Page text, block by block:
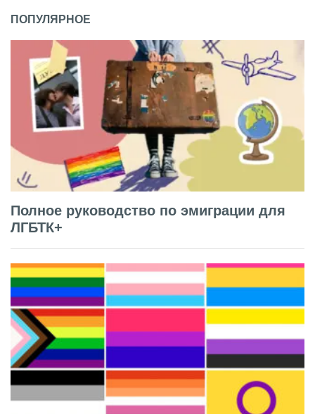
ПОПУЛЯРНОЕ
Полное руководство по эмиграции для
ЛГБТК+